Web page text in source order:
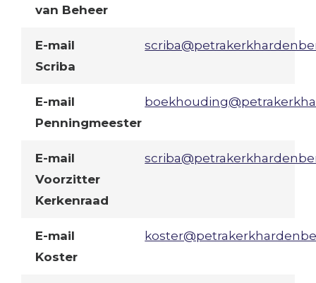
van Beheer
E-mail
Scriba
E-mail
Penningmeester
E-mail
Voorzitter
Kerkenraad
E-mail
Koster